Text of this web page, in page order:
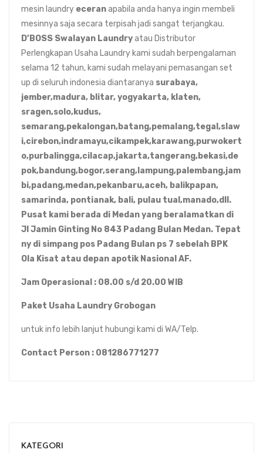
mesin laundry eceranapabila anda hanya ingin membeli
mesinnya saja secara terpisah jadi sangat terjangkau.
D’BOSS Swalayan Laundryatau Distributor
Perlengkapan Usaha Laundry kami sudah berpengalaman
selama 12 tahun, kami sudah melayani pemasangan set
up di seluruh indonesia diantaranya surabaya,
jember,madura, blitar, yogyakarta, klaten,
sragen,solo,kudus,
semarang,pekalongan,batang,pemalang,tegal,slaw
i,cirebon,indramayu,cikampek,karawang,purwokert
o,purbalingga,cilacap,jakarta,tangerang,bekasi,de
pok,bandung,bogor,serang,lampung,palembang,jam
bi,padang,medan,pekanbaru,aceh, balikpapan,
samarinda, pontianak, bali, pulau tual,manado,dll.
Pusat kami berada di Medan yang beralamatkan di
Jl Jamin Ginting No 843 Padang Bulan Medan. Tepat
ny di simpang pos Padang Bulan ps 7 sebelah BPK
Ola Kisat atau depan apotik Nasional AF.
Jam Operasional : 08.00 s/d 20.00 WIB
Paket Usaha Laundry Grobogan
untuk info lebih lanjut hubungi kami di WA/Telp.
Contact Person : 081286771277
KATEGORI